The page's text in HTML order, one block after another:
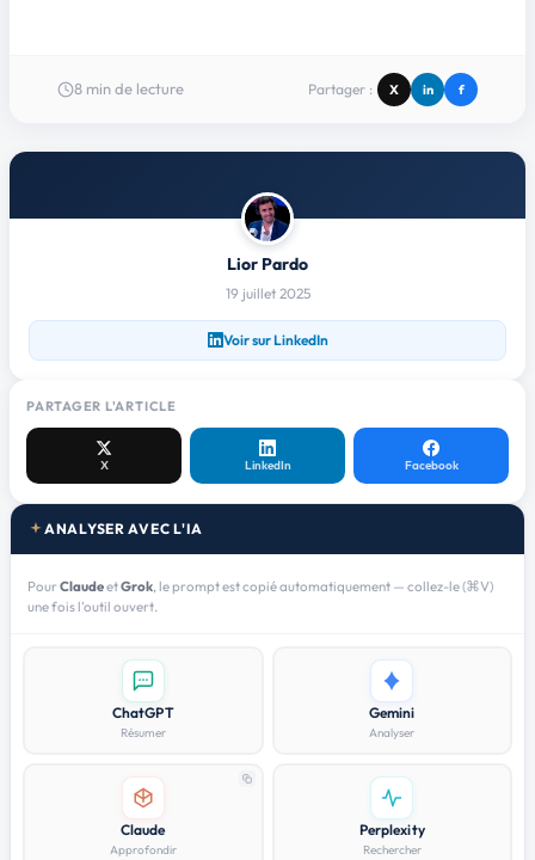
8 min de lecture Partager : X in f
Lior Pardo
19 juillet 2025
Voir sur LinkedIn
PARTAGER L'ARTICLE
X LinkedIn Facebook
ANALYSER AVEC L'IA
PourClaudeetGrok, le prompt est copié automatiquement — collez-le (⌘V)
une fois l'outil ouvert.
ChatGPT
Résumer
Gemini
Analyser
Claude
Approfondir
Perplexity
Rechercher